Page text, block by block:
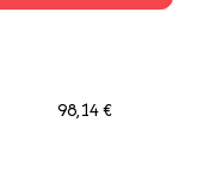
98,14 €